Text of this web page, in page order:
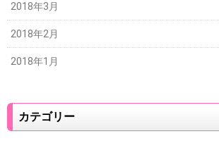
2018年3月
2018年2月
2018年1月
カテゴリー